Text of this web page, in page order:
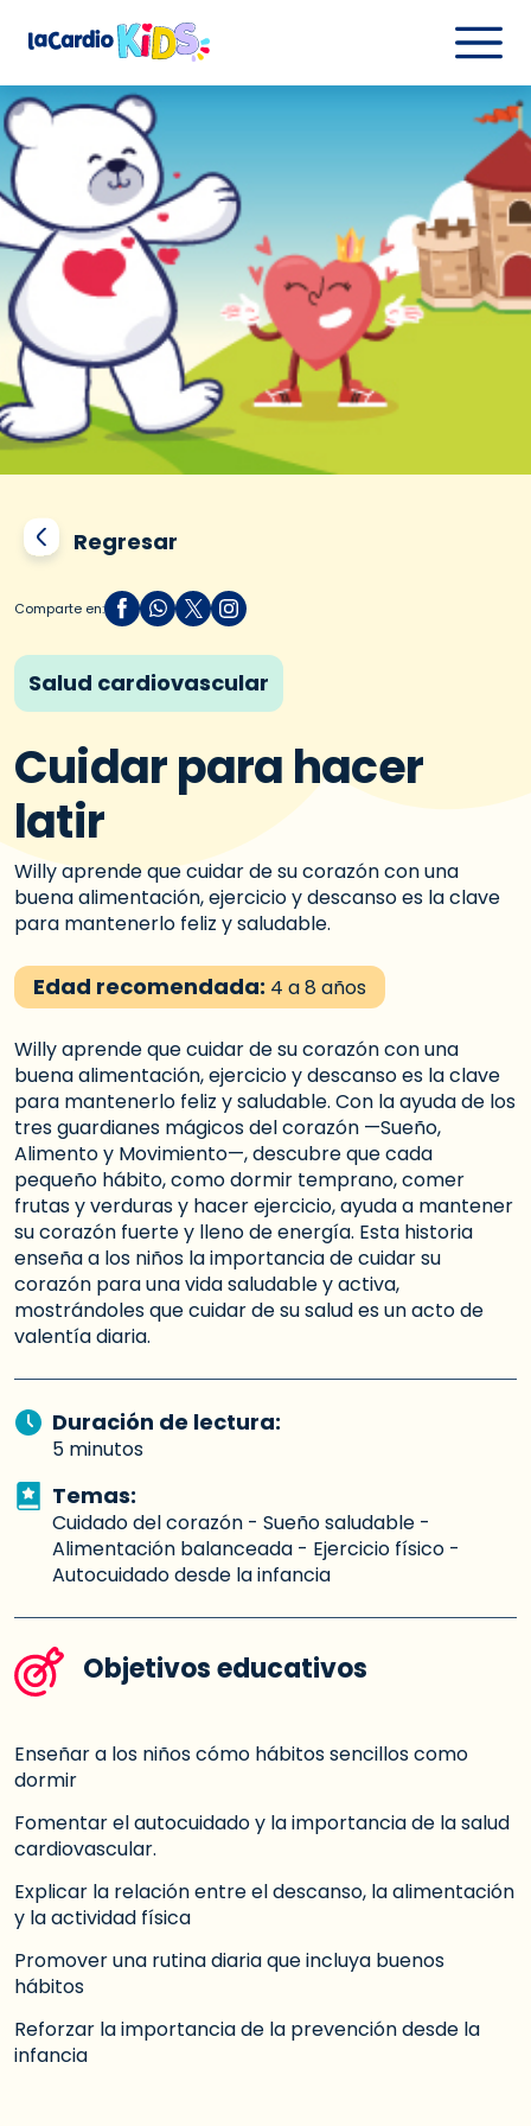
Regresar
Comparte en:
Salud cardiovascular
Cuidar para hacer
latir
Willy aprende que cuidar de su corazón con una
buena alimentación, ejercicio y descanso es la clave
para mantenerlo feliz y saludable.
Edad recomendada: 4 a 8 años
Willy aprende que cuidar de su corazón con una
buena alimentación, ejercicio y descanso es la clave
para mantenerlo feliz y saludable. Con la ayuda de los
tres guardianes mágicos del corazón —Sueño,
Alimento y Movimiento—, descubre que cada
pequeño hábito, como dormir temprano, comer
frutas y verduras y hacer ejercicio, ayuda a mantener
su corazón fuerte y lleno de energía. Esta historia
enseña a los niños la importancia de cuidar su
corazón para una vida saludable y activa,
mostrándoles que cuidar de su salud es un acto de
valentía diaria.
Duración de lectura:
5 minutos
Temas:
Cuidado del corazón - Sueño saludable -
Alimentación balanceada - Ejercicio físico -
Autocuidado desde la infancia
Objetivos educativos
Enseñar a los niños cómo hábitos sencillos como
dormir
Fomentar el autocuidado y la importancia de la salud
cardiovascular.
Explicar la relación entre el descanso, la alimentación
y la actividad física
Promover una rutina diaria que incluya buenos
hábitos
Reforzar la importancia de la prevención desde la
infancia